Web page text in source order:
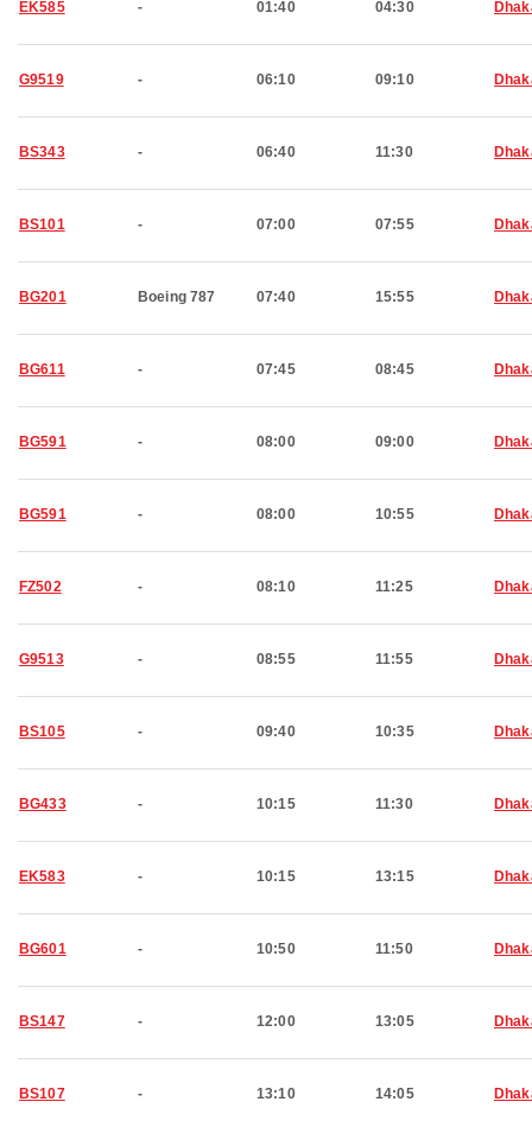
EK585 - 01:40 04:30
G9519 - 06:10 09:10
BS343 - 06:40 11:30
BS101 - 07:00 07:55
BG201 Boeing 787 07:40 15:55
BG611 - 07:45 08:45
BG591 - 08:00 09:00
BG591 - 08:00 10:55
FZ502 - 08:10 11:25
G9513 - 08:55 11:55
BS105 - 09:40 10:35
BG433 - 10:15 11:30
EK583 - 10:15 13:15
BG601 - 10:50 11:50
BS147 - 12:00 13:05
BS107 - 13:10 14:05